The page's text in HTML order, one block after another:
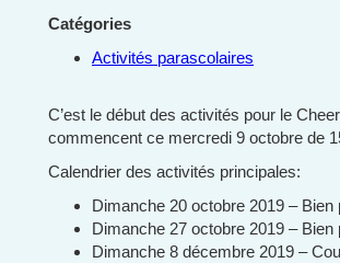
Catégories
Activités parascolaires
C’est le début des activités pour le
commencent ce mercredi 9 octobre de
Calendrier des activités principales:
Dimanche 20 octobre 2019 –
Dimanche 27 octobre 2019 –
Dimanche 8 décembre 2019 –